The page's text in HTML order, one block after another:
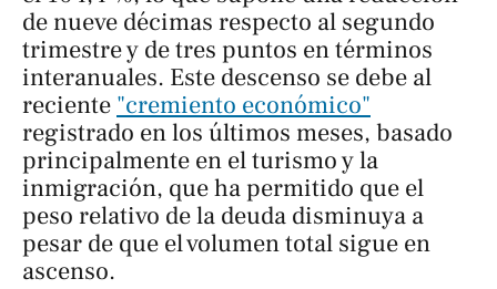
de nueve décimas respecto al segundo
trimestre y de tres puntos en términos
interanuales. Este descenso se debe al
reciente "cremiento económico"
registrado en los últimos meses, basado
principalmente en el turismo y la
inmigración, que ha permitido que el
peso relativo de la deuda disminuya a
pesar de que el volumen total sigue en
ascenso.